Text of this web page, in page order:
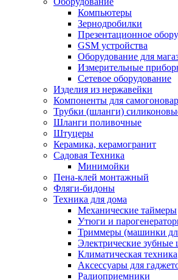
Компьютеры
Зернодробилки
Презентационное
GSM устройства
Оборудование для
Измерительные
Сетевое оборудование
Изделия из нержавейки
Компоненты для
Трубки (шланги)
Шланги поливочные
Штуцеры
Керамика, керамогранит
Садовая Техника
Минимойки
Пена-клей монтажный
Фляги-бидоны
Техника для дома
Механические таймеры
Утюги и
Триммеры (машинки
Электрические зубные
Климатическая техника
Аксессуары для
Радиоприемники